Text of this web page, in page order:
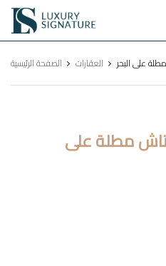
Luxury
Signature
الصفحة الرئيسية العقارات على البحر
مطلة على